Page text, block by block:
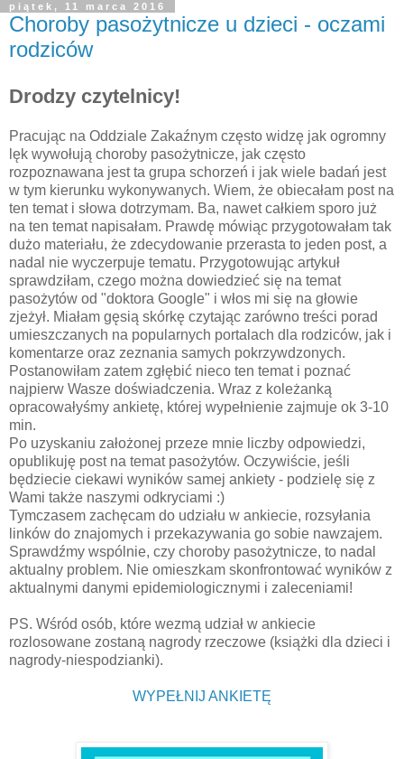
piątek, 11 marca 2016
Choroby pasożytnicze u dzieci - oczami
rodziców
Drodzy czytelnicy!
Pracując na Oddziale Zakaźnym często widzę jak ogromny
lęk wywołują choroby pasożytnicze, jak często
rozpoznawana jest ta grupa schorzeń i jak wiele badań jest
w tym kierunku wykonywanych. Wiem, że obiecałam post na
ten temat i słowa dotrzymam. Ba, nawet całkiem sporo już
na ten temat napisałam. Prawdę mówiąc przygotowałam tak
dużo materiału, że zdecydowanie przerasta to jeden post, a
nadal nie wyczerpuje tematu. Przygotowując artykuł
sprawdziłam, czego można dowiedzieć się na temat
pasożytów od "doktora Google" i włos mi się na głowie
zjeżył. Miałam gęsią skórkę czytając zarówno treści porad
umieszczanych na popularnych portalach dla rodziców, jak i
komentarze oraz zeznania samych pokrzywdzonych.
Postanowiłam zatem zgłębić nieco ten temat i poznać
najpierw Wasze doświadczenia. Wraz z koleżanką
opracowałyśmy ankietę, której wypełnienie zajmuje ok 3-10
min.
Po uzyskaniu założonej przeze mnie liczby odpowiedzi,
opublikuję post na temat pasożytów. Oczywiście, jeśli
będziecie ciekawi wyników samej ankiety - podzielę się z
Wami także naszymi odkryciami :)
Tymczasem zachęcam do udziału w ankiecie, rozsyłania
linków do znajomych i przekazywania go sobie nawzajem.
Sprawdźmy wspólnie, czy choroby pasożytnicze, to nadal
aktualny problem. Nie omieszkam skonfrontować wyników z
aktualnymi danymi epidemiologicznymi i zaleceniami!
PS. Wśród osób, które wezmą udział w ankiecie
rozlosowane zostaną nagrody rzeczowe (książki dla dzieci i
nagrody-niespodzianki).
WYPEŁNIJ ANKIETĘ